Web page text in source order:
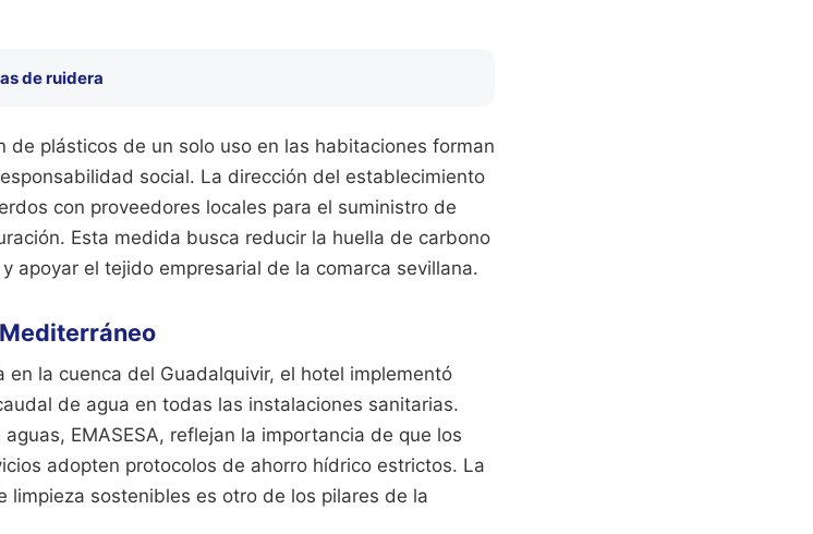
de ruidera
de plásticos de un solo uso en las habitaciones forman
social. La dirección del establecimiento
con proveedores locales para el suministro de
Esta medida busca reducir la huella de carbono
apoyar el tejido empresarial de la comarca sevillana.
la cuenca del Guadalquivir, el hotel implementó
de agua en todas las instalaciones sanitarias.
EMASESA, reflejan la importancia de que los
adopten protocolos de ahorro hídrico estrictos. La
limpieza sostenibles es otro de los pilares de la